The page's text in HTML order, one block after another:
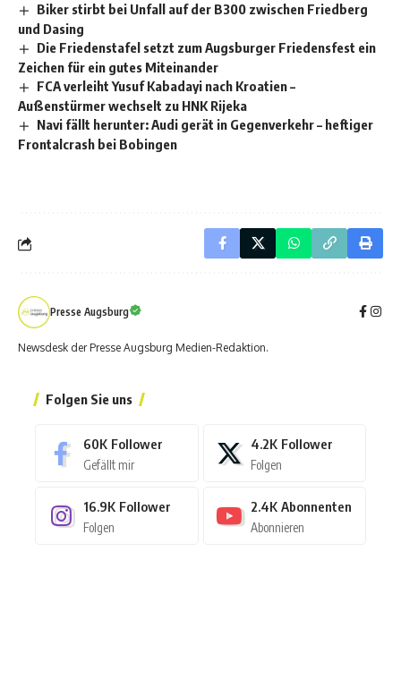
Biker stirbt bei Unfall auf der B300 zwischen Friedberg
und Dasing
Die Friedenstafel setzt zum Augsburger Friedensfest ein
Zeichen für ein gutes Miteinander
FCA verleiht Yusuf Kabadayi nach Kroatien –
Außenstürmer wechselt zu HNK Rijeka
Navi fällt herunter: Audi gerät in Gegenverkehr – heftiger
Frontalcrash bei Bobingen
Presse Augsburg
Newsdesk der Presse Augsburg Medien-Redaktion.
Folgen Sie uns
60K Follower
Gefällt mir
4.2K Follower
Folgen
16.9K Follower
Folgen
2.4K Abonnenten
Abonnieren